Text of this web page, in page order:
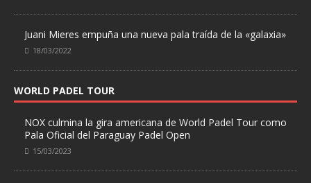
Juani Mieres empuña una nueva pala traída de la «galaxia»
18/03/2022
WORLD PADEL TOUR
NOX culmina la gira americana de World Padel Tour como
Pala Oficial del Paraguay Padel Open
15/03/2023